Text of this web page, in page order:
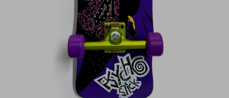
Vu récemment